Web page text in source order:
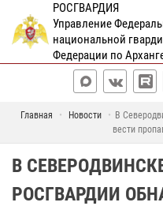
РОСГВАРДИЯ
Управление
национальной
Федерации по
Главная Новости
В
вести
В
РОСГВАРДИИ